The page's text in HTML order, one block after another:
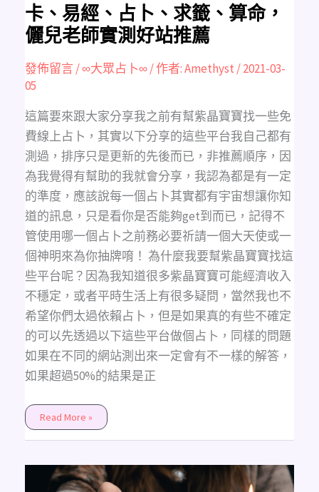
卡、易經、占卜、求籤、算命，
儷兒老師實測好站推薦
發佈留言/∞大眾占卜∞/ 作者:Amethyst/2021-03-
05
這篇要來跟大家分享我之前有幫紫晶寶寶找一些免
費線上占卜，其實以下分享的這些平台我自己都有
測過，排序只是更新的先後而已，非推薦順序，因
為我覺得有幫助的我就會分享，我認為都是有一定
的準度，應該說每一個占卜其實都有宇宙想讓你知
道的訊息，只是看你是否能夠get到而已，記得不
管使用哪一個占卜之前務必要祈請一個大天使或一
個神明來為你抽牌唷！ 為什麼我要幫紫晶寶寶找這
些平台呢？因為我知道很多紫晶寶寶可能經濟收入
不穩定，或者平時生活上有很多疑問，當然我也不
希望你們太過依賴占卜，但是如果真的有些不確定
的可以先透過以下這些平台做個占卜，同樣的問題
如果在不同的網站測出來一定會有不一樣的解答，
如果超過50%的結果是正
使
卡、
易
經、
卜、
求
儷
兒
老
師
實
測
好
站
推
薦
Read More »
Amethyst